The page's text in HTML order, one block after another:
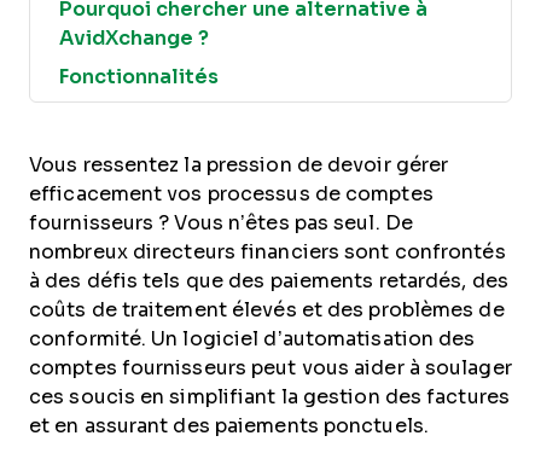
Pourquoi chercher une alternative à
AvidXchange ?
Fonctionnalités
Vous ressentez la pression de devoir gérer
efficacement vos processus de comptes
fournisseurs ? Vous n’êtes pas seul. De
nombreux directeurs financiers sont confrontés
à des défis tels que des paiements retardés, des
coûts de traitement élevés et des problèmes de
conformité. Un logiciel d’automatisation des
comptes fournisseurs peut vous aider à soulager
ces soucis en simplifiant la gestion des factures
et en assurant des paiements ponctuels.